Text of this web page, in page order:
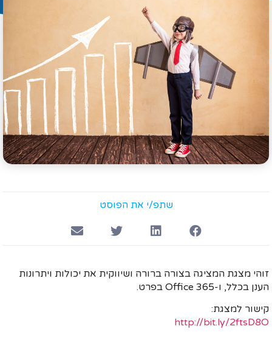
שתפ/י את הפוסט
זוהי מצגת המציגה בצורה ברורה ושיווקית את יכולות ויתרונות
הענן בכלל, ו-Office 365 בפרט.
קישור למצגת:
http://bit.ly/2ftsD8O